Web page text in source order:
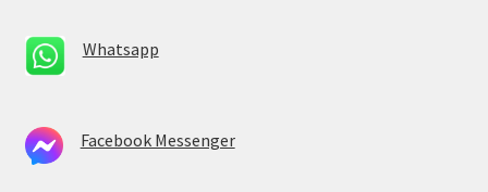
Whatsapp
Facebook Messenger